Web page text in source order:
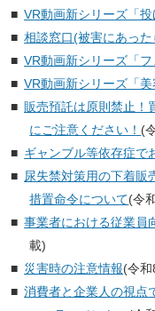
VR動画新シリーズ「投
相談窓口(被害にあった
VR動画新シリーズ「フ
VR動画新シリーズ「美
販売預託は原則禁止！
にご注意ください！ (
ギャンブル等依存症で
尿失禁対策用の下着販
措置命令について(令
事業者における従業員
載)
災害時の注意情報(令
消費者と企業人の視